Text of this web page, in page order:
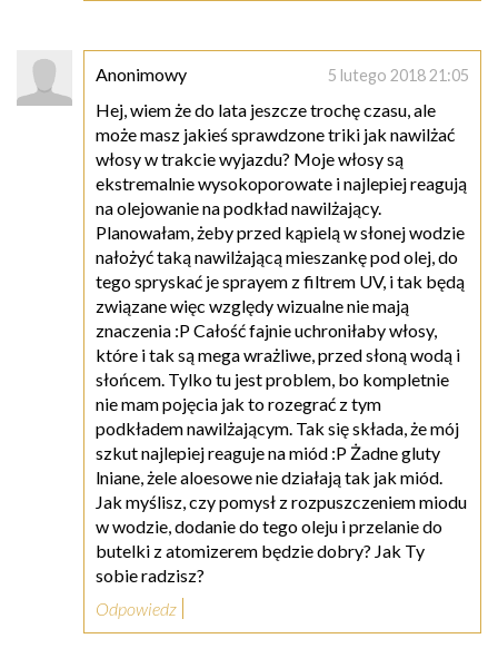
Anonimowy 5 lutego 2018 21:05
Hej, wiem że do lata jeszcze trochę czasu, ale
może masz jakieś sprawdzone triki jak nawilżać
włosy w trakcie wyjazdu? Moje włosy są
ekstremalnie wysokoporowate i najlepiej reagują
na olejowanie na podkład nawilżający.
Planowałam, żeby przed kąpielą w słonej wodzie
nałożyć taką nawilżającą mieszankę pod olej, do
tego spryskać je sprayem z filtrem UV, i tak będą
związane więc względy wizualne nie mają
znaczenia :P Całość fajnie uchroniłaby włosy,
które i tak są mega wrażliwe, przed słoną wodą i
słońcem. Tylko tu jest problem, bo kompletnie
nie mam pojęcia jak to rozegrać z tym
podkładem nawilżającym. Tak się składa, że mój
szkut najlepiej reaguje na miód :P Żadne gluty
lniane, żele aloesowe nie działają tak jak miód.
Jak myślisz, czy pomysł z rozpuszczeniem miodu
w wodzie, dodanie do tego oleju i przelanie do
butelki z atomizerem będzie dobry? Jak Ty
sobie radzisz?
Odpowiedz